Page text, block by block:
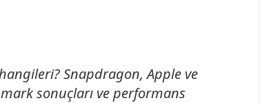
Snapdragon, Apple ve
sonuçları ve performans